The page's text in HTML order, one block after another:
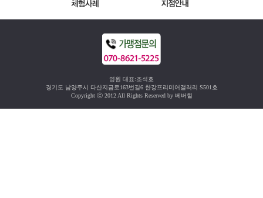
영원 대표:조석호
경기도 남양주시 다산지금로163번길6 한강프리미어갤러리 S501호
Copyright ⓒ 2012 All Rights Reserved by 베버힐